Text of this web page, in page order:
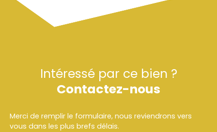
Intéressé par ce bien ?
Contactez-nous
Merci de remplir le formulaire, nous reviendrons vers
vous dans les plus brefs délais.